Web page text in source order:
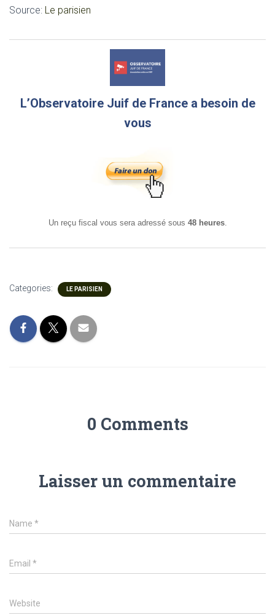
Source: Le parisien
L’Observatoire Juif de France a besoin de
vous
Un reçu fiscal vous sera adressé sous 48 heures.
Categories: LE PARISIEN
0 Comments
Laisser un commentaire
Name *
Email *
Website